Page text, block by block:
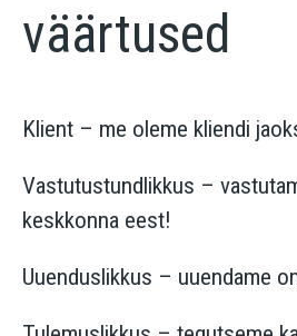
väärtused
Klient – me oleme kliendi
Vastutustundlikkus –
keskkonna eest!
Uuenduslikkus – uuendame